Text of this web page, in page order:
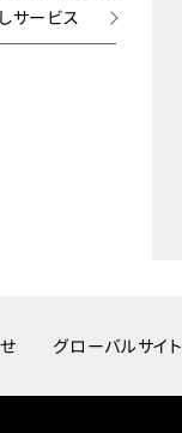
サービス
グローバルサイト